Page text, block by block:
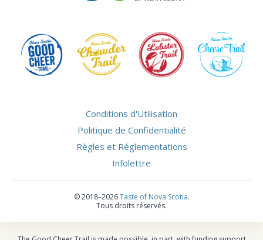
Conditions d'Utilisation
Politique de Confidentialité
Règles et Réglementations
Infolettre
©2018–2026 Taste of Nova Scotia.
Tous droits réservés.